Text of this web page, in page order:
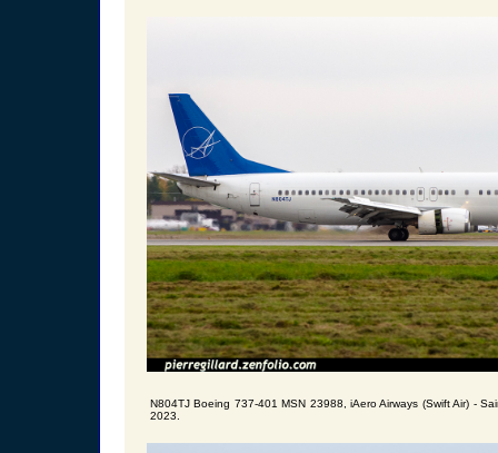
N804TJ Boeing 737-401 MSN 23988, iAero Airways (Swift Air) -
2023.